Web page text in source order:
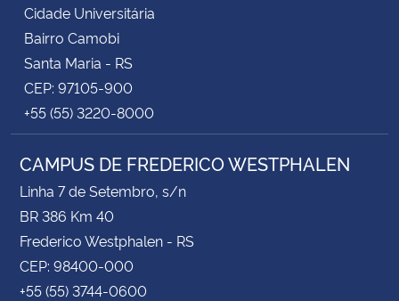
Cidade Universitária
Bairro Camobi
Santa Maria - RS
CEP: 97105-900
+55 (55) 3220-8000
CAMPUS DE FREDERICO WESTPHALEN
Linha 7 de Setembro, s/n
BR 386 Km 40
Frederico Westphalen - RS
CEP: 98400-000
+55 (55) 3744-0600